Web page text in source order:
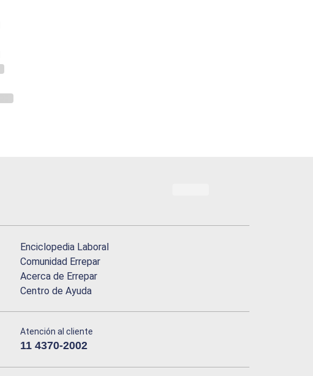
Enciclopedia Laboral
Comunidad Errepar
Acerca de Errepar
Centro de Ayuda
Atención al cliente
11 4370-2002